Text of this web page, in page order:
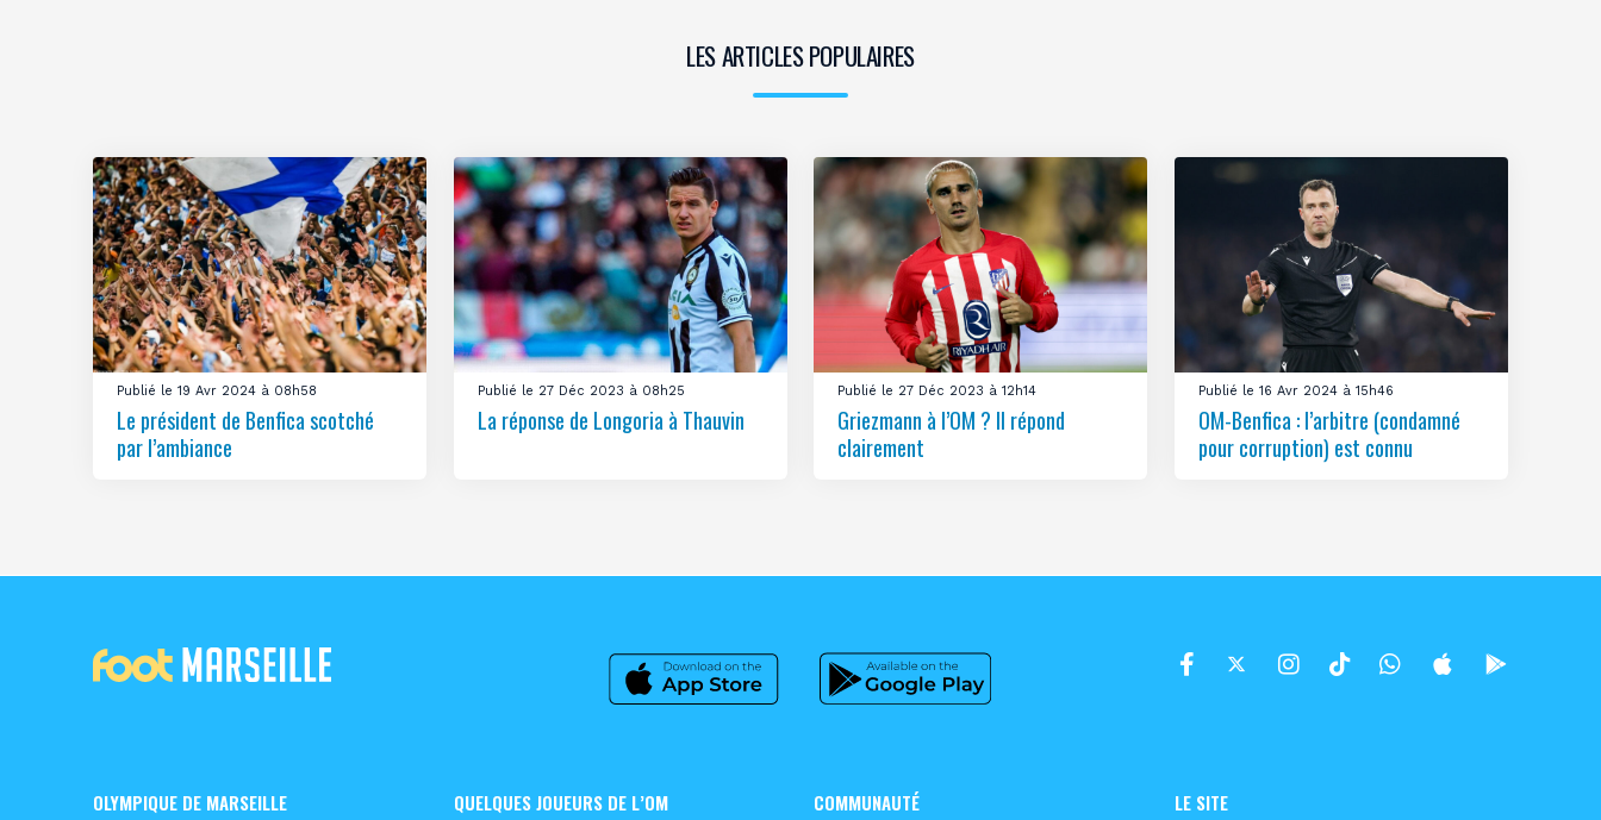
LES ARTICLES POPULAIRES
Publié le 19 Avr 2024 à 08h58
Le président de Benfica scotché
par l’ambiance
Publié le 27 Déc 2023 à 08h25
La réponse de Longoria à Thauvin
Publié le 27 Déc 2023 à 12h14
Griezmann à l’OM ? Il répond
clairement
Publié le 16 Avr 2024 à 15h46
OM-Benfica : l’arbitre (condamné
pour corruption) est connu
OLYMPIQUE DE MARSEILLE QUELQUES JOUEURS DE L’OM COMMUNAUTÉ LE SITE